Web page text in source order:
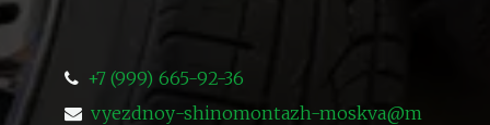
+7 (999) 665-92-36
vyezdnoy-shinomontazh-moskva@m